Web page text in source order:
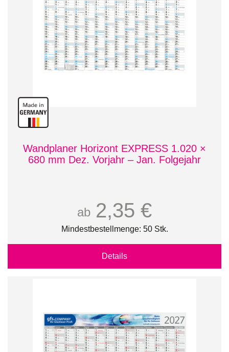
Wandplaner Horizont EXPRESS 1.020 ×
680 mm Dez. Vorjahr – Jan. Folgejahr
ab 2,35 €
Mindestbestellmenge: 50 Stk.
Details